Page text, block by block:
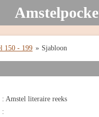
150 - 199 » Sjabloon
: Amstel literaire reeks
: